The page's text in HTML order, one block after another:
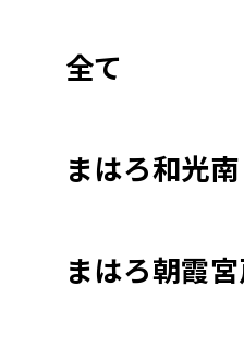
全て
まはろ和光南
まはろ朝霞